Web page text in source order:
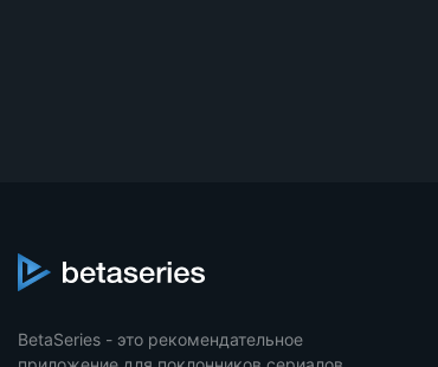
BetaSeries - это рекомендательное